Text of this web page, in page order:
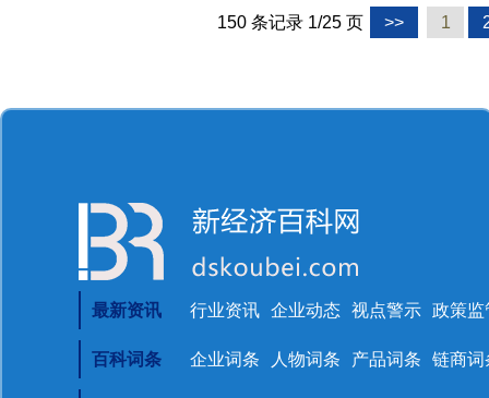
150 条记录 1/25 页 >> 1
最新资讯 行业资讯 企业动态 视点警示 政策监
百科词条 企业词条 人物词条 产品词条 链商词